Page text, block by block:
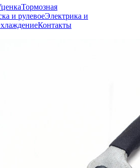
Тормозная
и рулевоеЭлектрика и
Контакты